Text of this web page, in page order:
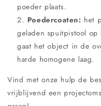
poeder plaats.
Poedercoaten: het
geladen spuitpistool
gaat het object in de
harde homogene laag.
Vind met onze hulp de
vrijblijvend een